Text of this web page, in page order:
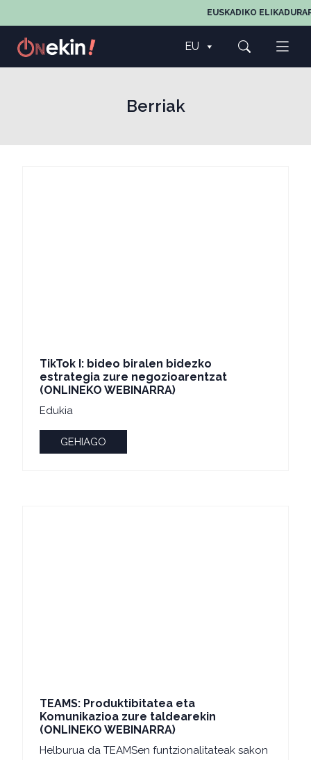
EUSKADIKO
EU
Berriak
TikTok I: bideo biralen bidezko
estrategia zure negozioarentzat
(ONLINEKO WEBINARRA)
Edukia
GEHIAGO
TEAMS: Produktibitatea eta
Komunikazioa zure taldearekin
(ONLINEKO WEBINARRA)
Helburua da TEAMSen funtzionalitateak sakon